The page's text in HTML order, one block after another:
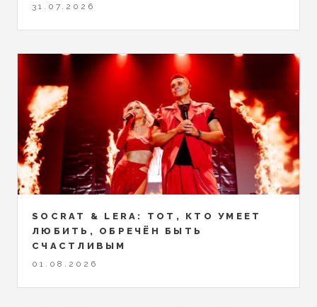
31.07.2026
SOCRAT & LERA: ТОТ, КТО УМЕЕТ
ЛЮБИТЬ, ОБРЕЧЁН БЫТЬ
СЧАСТЛИВЫМ
01.08.2026